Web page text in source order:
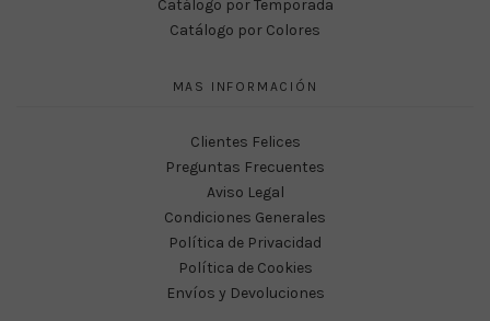
Catálogo por Temporada
Catálogo por Colores
MAS INFORMACIÓN
Clientes Felices
Preguntas Frecuentes
Aviso Legal
Condiciones Generales
Política de Privacidad
Política de Cookies
Envíos y Devoluciones